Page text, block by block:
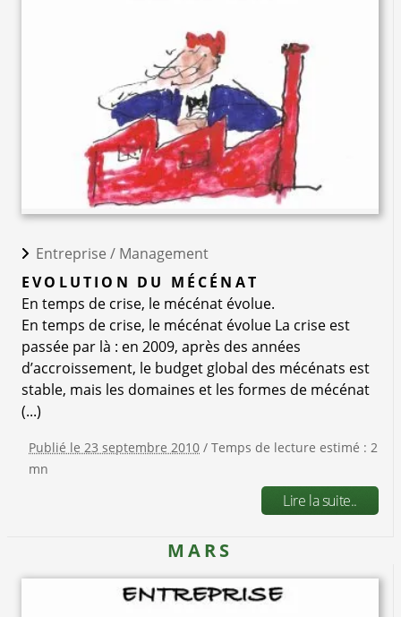
Entreprise / Management
EVOLUTION DU MÉCÉNAT
En temps de crise, le mécénat évolue.
En temps de crise, le mécénat évolue La crise est
passée par là : en 2009, après des années
d’accroissement, le budget global des mécénats est
stable, mais les domaines et les formes de mécénat
(...)
Publié le 23 septembre 2010 / Temps de lecture estimé : 2
mn
Lire la suite..
MARS